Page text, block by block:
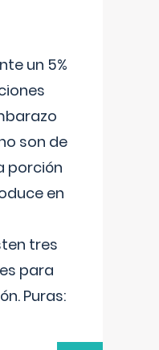
un 5%
son de
porción
en
tres
para
Puras: